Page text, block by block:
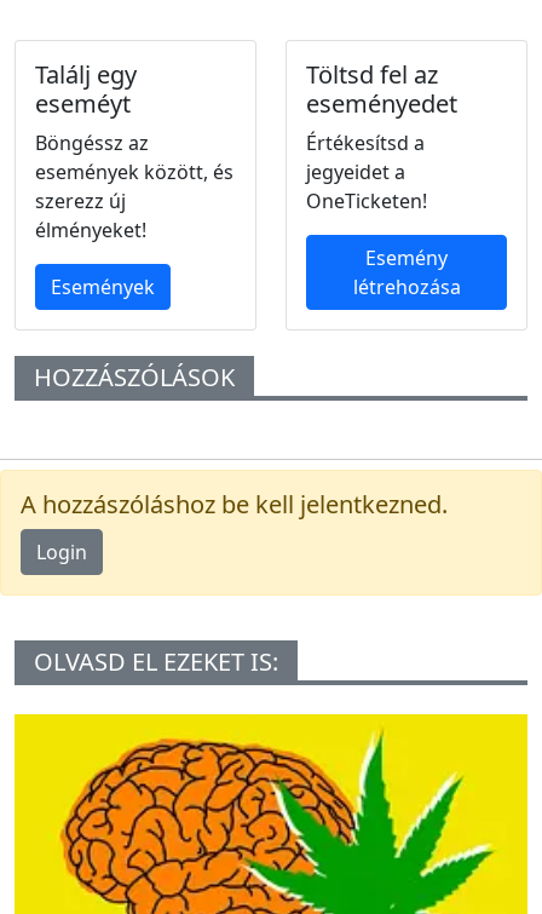
Találj egy
eseméyt
Böngéssz az
események között, és
szerezz új
élményeket!
Események
Töltsd fel az
eseményedet
Értékesítsd a
jegyeidet a
OneTicketen!
Esemény
létrehozása
HOZZÁSZÓLÁSOK
A hozzászóláshoz be kell jelentkezned.
Login
OLVASD EL EZEKET IS: